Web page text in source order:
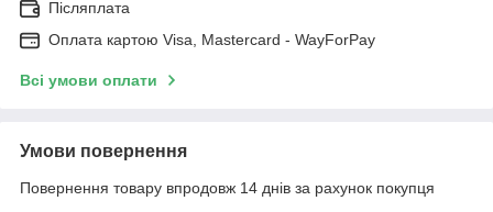
Післяплата
Оплата картою Visa, Mastercard - WayForPay
Всі умови оплати
Умови повернення
Повернення товару впродовж 14 днів за рахунок покупця